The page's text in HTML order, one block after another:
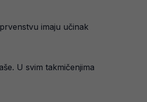
imaju učinak
U svim takmičenjima